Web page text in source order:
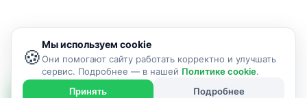
🍪
Мы используем cookie
Они помогают сайту работать корректно и улучшать
сервис. Подробнее — в нашей Политике cookie.
Принять Подробнее